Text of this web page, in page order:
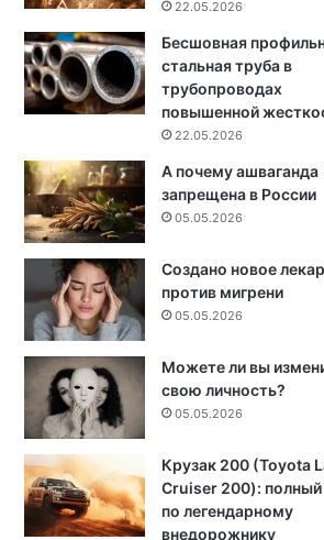
22.05.2026
Бесшовная
стальная труба в
трубопроводах
повышенной
22.05.2026
А почему ашваганда
запрещена в России
05.05.2026
Создано новое
против мигрени
05.05.2026
Можете ли вы
свою личность?
05.05.2026
Крузак 200 (Toyota
Cruiser 200): полный
по легендарному
внедорожнику